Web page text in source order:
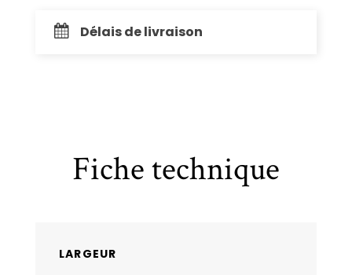
Délais de livraison
Fiche technique
LARGEUR